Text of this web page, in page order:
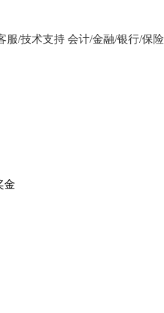
服/技术支持 会计/金融/银行/保险
金